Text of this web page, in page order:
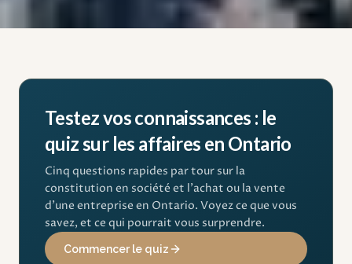
Testez vos connaissances : le
quiz sur les affaires en Ontario
Cinq questions rapides par tour sur la
constitution en société et l'achat ou la vente
d'une entreprise en Ontario. Voyez ce que vous
savez, et ce qui pourrait vous surprendre.
Commencer le quiz